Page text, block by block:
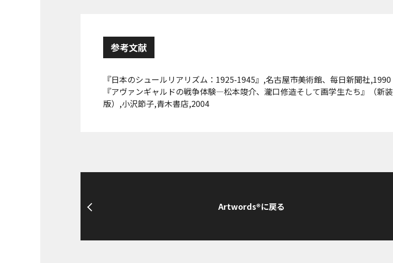
参考文献
『日本のシュールリアリズム：1925-1945』,名古屋市美術館、每日新聞社,1990
『アヴァンギャルドの戦争体験―松本竣介、瀧口修造そして画学生たち』（新装
版）,小沢節子,青木書店,2004
Artwords®に戻る